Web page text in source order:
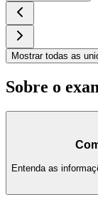
Mostrar todas as
Sobre o
Entenda as